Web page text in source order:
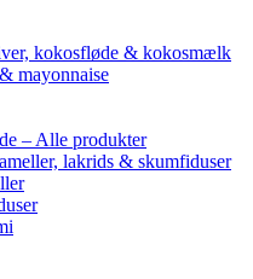
kokosfløde & kokosmælk
mayonnaise
– Alle produkter
lakrids & skumfiduser